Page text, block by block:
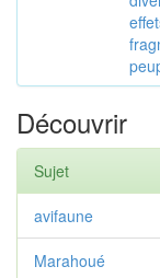
Découvrir
Sujet
avifaune
Marahoué